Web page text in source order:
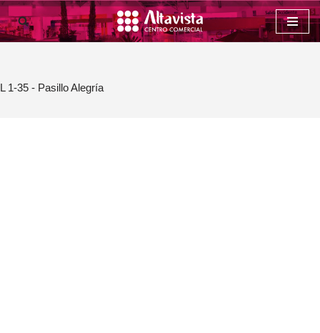
Saltar
L 1-35 - Pasillo Alegría